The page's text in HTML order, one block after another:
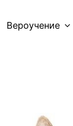
Вероучение